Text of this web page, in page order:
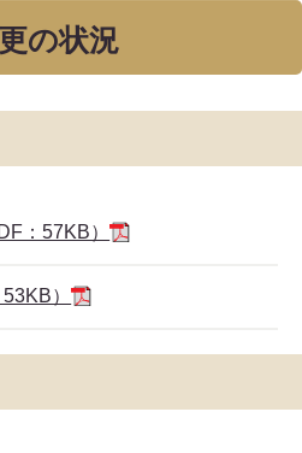
の状況
：57KB）
）